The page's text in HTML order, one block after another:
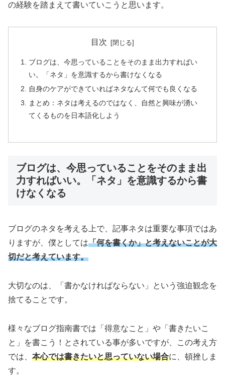
の経験を踏まえて書いていこうと思います。
目次
ブログは、今思っていることをそのまま出力すればい
い。「ネタ」を意識するから書けなくなる
自身のケアができていればネタなんて何でも良くなる
まとめ：ネタは考えるのではなく、自然と興味が湧い
てくるものを日本語化しよう
ブログは、今思っていることをそのまま出
力すればいい。「ネタ」を意識するから書
けなくなる
ブログのネタを考える上で、記事ネタは重要な事項ではあ
りますが、僕としては「何を書くか」と考えないことが大
切だと考えています。
大切なのは、「書かなければならない」という強迫観念を
捨てることです。
様々なブログ指南書では「得意なこと」や「書きたいこ
と」を書こう！とされている事が多いですが、この考え方
では、 本心では書きたいと思っていない場合に、頓挫しま
す。